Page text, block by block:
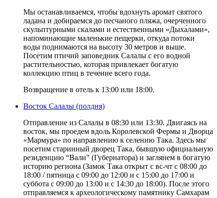
Мы останавливаемся, чтобы вдохнуть аромат святого
ладана и добираемся до песчаного пляжа, очерченного
скульптурными скалами и естественными «Дыха́лами»,
напоминающие маленькие пещерки, откуда потоки
воды поднимаются на высоту 30 метров и выше.
Посетим птичий заповедник Салалы с его водной
растительностью, которая привлекает богатую
коллекцию птиц в течение всего года.
Возвращение в отель к 13:00 или 18:00.
Восток Салалы (полдня)
Отправление из Салалы в 08:30 или 13:30. Двигаясь на
восток, мы проедем вдоль Королевской Фермы и Дворца
«Мармура» по направлению к селению Така. Здесь мы
посетим старинный дворец Така, бывшую официальную
резиденцию “Вали" (Губернатора) и заглянем в богатую
историю региона (Замок Така открыт с вс-чт с 08:00 до
18:00 / пятница с 09:00 до 12:00 и с 15:00 до 17:00 и
суббота с 09:00 до 13:00 и с 14:30 до 18:00). После этого
отправляемся к археологическому памятнику Самхарам